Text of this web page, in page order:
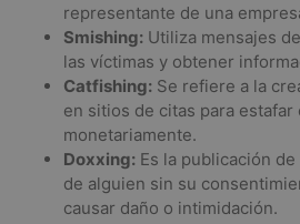
representante de una
Smishing: Utiliza mensajes
las víctimas y obtener
Catfishing: Se refiere a la
en sitios de citas para estafar
monetariamente.
Doxxing: Es la publicación
de alguien sin su
causar daño o intimidación.